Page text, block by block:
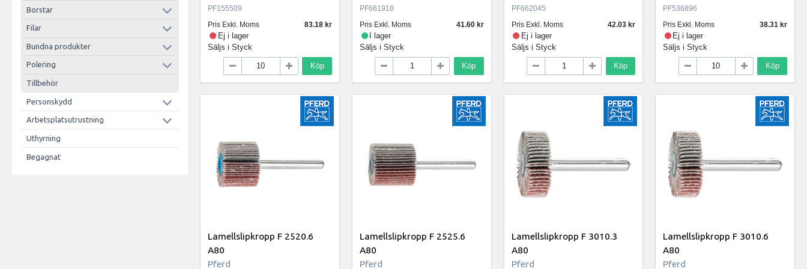
Borstar
Filar
Bundna produkter
Polering
Tillbehör
Personskydd
Arbetsplatsutrustning
Uthyrning
Begagnat
PF155509
Pris Exkl. Moms
83.18
Ej i lager
Säljs iStyck
Köp
PF661918
Pris Exkl. Moms
41.60
I lager
Säljs i Styck
Köp
PF662045
Pris Exkl. Moms
42.03
Ej i lager
Säljs i Styck
Köp
PF536896
Pris Exkl. Moms
38.31
Ej i lager
Säljs iStyck
Köp
Lamellslipkropp F 2520.6
A80
Pferd
Lamellslipkropp F 2525.6
A80
Pferd
Lamellslipkropp F 3010.3
A80
Pferd
Lamellslipkropp F 3010.6
A80
Pferd